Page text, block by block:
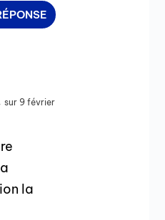
sur 9 février
la